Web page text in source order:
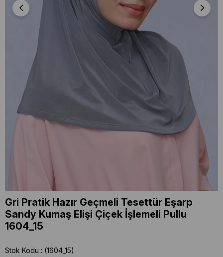
Gri Pratik Hazır Geçmeli Tesettür Eşarp
Sandy Kumaş Elişi Çiçek İşlemeli Pullu
1604_15
Stok Kodu
(1604_15)